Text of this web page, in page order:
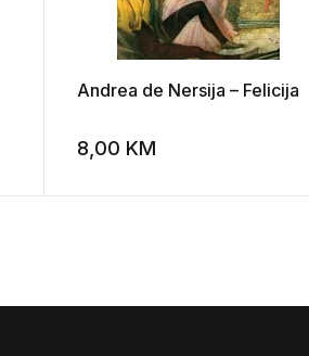
Add to wishlist
Andrea de Nersija – Felicija
8,00 KM